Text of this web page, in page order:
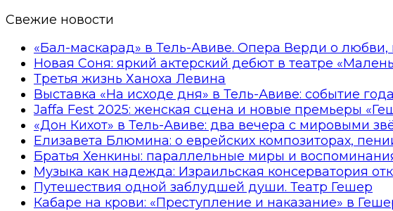
Свежие новости
«Бал-маскарад» в Тель-Авиве. Опера Верди о любви,
Новая Соня: яркий актерский дебют в театре
Третья жизнь Ханоха Левина
Выставка «На исходе дня» в Тель-Авиве: событие года
Jaffa Fest 2025: женская сцена и новые премьеры
«Дон Кихот» в Тель-Авиве: два вечера с мировыми
Елизавета Блюмина: о еврейских композиторах,
Братья Хенкины: параллельные миры и
Музыка как надежда: Израильская консерватория
Путешествия одной заблудшей души. Театр Гешер
Кабаре на крови: «Преступление и наказание» в